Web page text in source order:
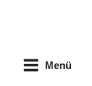
Menü